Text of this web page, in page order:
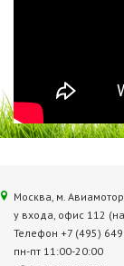
Москва, м.
у входа, офис 112
Телефон +7 (495) 649
пн-пт 11:00-20:00